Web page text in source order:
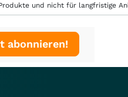
und nicht für langfristige
abonnieren!